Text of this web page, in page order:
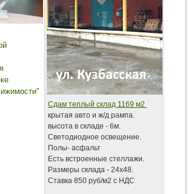
Сдам теплый склад 1169 м2
крытая авто и ж/д рампа.
высота в складе - 6м.
Светодиодное освещение.
Полы- асфальт
Есть встроенные стеллажи.
Размеры склада - 24х48.
Ставка 850 руб/м2 с НДС